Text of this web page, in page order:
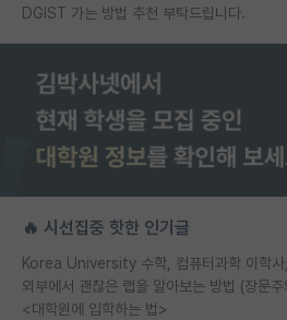
DGIST 가는 방법 추천 부탁드립니다.
🔥 시선집중 핫한 인기글
외부에서 괜찮은 랩을 알아보는 방법 (장문주
<대학원에 입학하는 법>